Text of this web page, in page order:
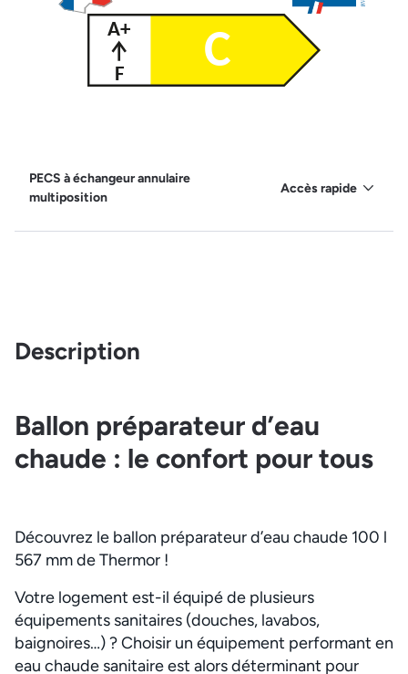
PECS à échangeur annulaire
multiposition
Accès rapide
Description
Ballon préparateur d’eau
chaude : le confort pour tous
Découvrez le ballon préparateur d’eau chaude 100 l
567 mm de Thermor !
Votre logement est-il équipé de plusieurs
équipements sanitaires (douches, lavabos,
baignoires…) ? Choisir un équipement performant en
eau chaude sanitaire est alors déterminant pour